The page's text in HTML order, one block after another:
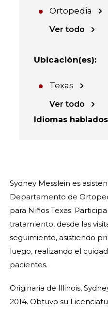
Ortopedia
Ver todo
Ubicación(es):
Texas
Ver todo
Idiomas hablados
Sydney Messlein es
Departamento de
para Niños Texas.
tratamiento, desde las
seguimiento, asistiendo
luego, realizando el
pacientes.
Originaria de Illinois,
2014. Obtuvo su